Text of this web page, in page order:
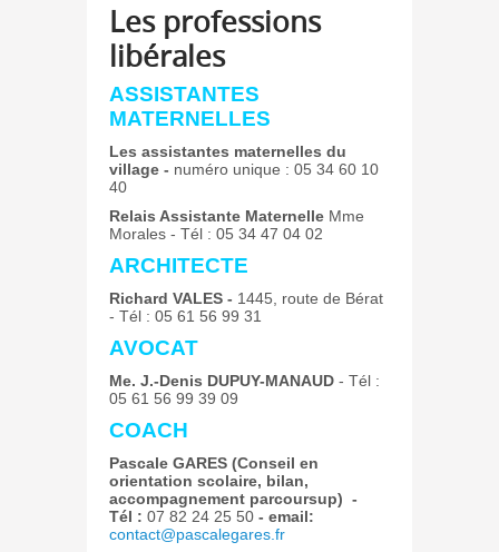
Les professions
libérales
ASSISTANTES
MATERNELLES
Les assistantes maternelles du
village - numéro unique : 05 34 60 10
40
Relais Assistante Maternelle Mme
Morales - Tél : 05 34 47 04 02
ARCHITECTE
Richard VALES - 1445, route de Bérat
- Tél : 05 61 56 99 31
AVOCAT
Me. J.-Denis DUPUY-MANAUD - Tél :
05 61 56 99 39 09
COACH
Pascale GARES (Conseil en
orientation scolaire, bilan,
accompagnement parcoursup) -
Tél : 07 82 24 25 50 - email:
contact@pascalegares.fr